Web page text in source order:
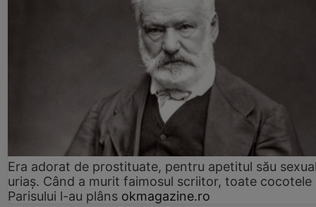
Era adorat de prostituate, pentru apetitul său
uriaș. Când a murit faimosul scriitor, toate cocotele
Parisului l-au plâns okmagazine.ro